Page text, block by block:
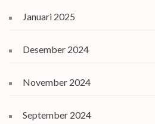
Januari 2025
Desember 2024
November 2024
September 2024